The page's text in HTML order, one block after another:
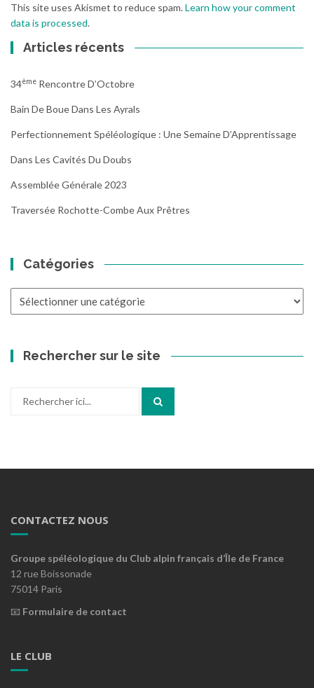
This site uses Akismet to reduce spam.Learn how your comment
data is processed.
Articles récents
34Ème Rencontre D’Octobre
Bain De Boue Dans Les Ayrals
Perfectionnement Spéléologique : Une Semaine D’Apprentissage
Dans Les Cavités Du Doubs
Assemblée Générale 2023
Traversée Rochotte-Combe Aux Prêtres
Catégories
Rechercher sur le site
CONTACTEZ NOUS
Groupe spéléologique du Club alpin français d’Île de France
12 rue Boissonade
75014 Paris
📧 Formulaire de contact
LE CLUB